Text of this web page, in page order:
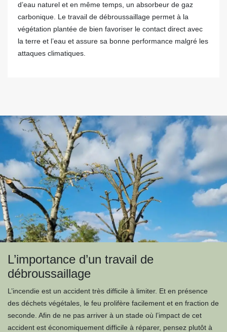
d’eau naturel et en même temps, un absorbeur de gaz
carbonique. Le travail de débroussaillage permet à la
végétation plantée de bien favoriser le contact direct avec
la terre et l’eau et assure sa bonne performance malgré les
attaques climatiques.
L’importance d’un travail de
débroussaillage
L’incendie est un accident très difficile à limiter. Et en présence
des déchets végétales, le feu prolifère facilement et en fraction de
seconde. Afin de ne pas arriver à un stade où l’impact de cet
accident est économiquement difficile à réparer, pensez plutôt à